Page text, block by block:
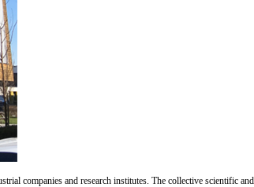
companies and research institutes. The collective scientific